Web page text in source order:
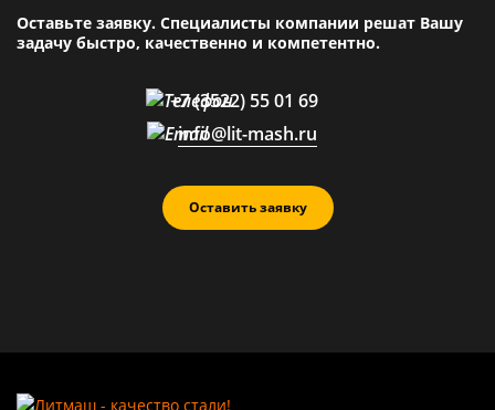
Оставьте заявку. Специалисты компании решат Вашу
задачу быстро, качественно и компетентно.
Оставить заявку
+7 (3522) 55 01 69
info@lit-mash.ru